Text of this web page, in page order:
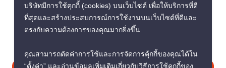
+66 92 264 3444
contact@propertyscout.co.th
บริษัทมีการใช้คุกกี้ (cookies) บนเว็บไซต์ เพื่อให้บริการที่ดี
ที่สุดและสร้างประสบการณ์การใช้งานบนเว็บไซต์ที่ดีและ
ตรงกับความต้องการของคุณมากยิ่งขึ้น
คุณสามารถตัดค่าการใช้และการจัดการคุ้กกี้ของคุณได้ใน
“ตั้งค่า” และอ่านข้อมูลเพิ่มเติมเกี่ยวกับวิธีการใช้คุกกี้ของ